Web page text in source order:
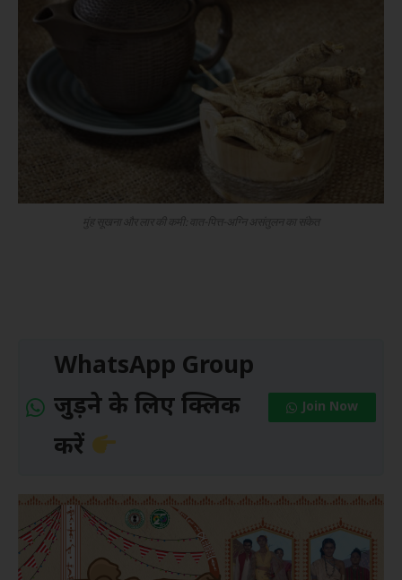
मुंह सूखना और लार की कमी: वात-पित्त-अग्नि असंतुलन का संकेत
WhatsApp Group
जुड़ने के लिए क्लिक
करें
Join Now